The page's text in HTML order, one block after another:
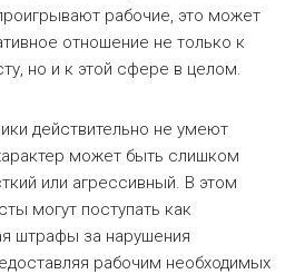
рабочие, это может
отношение не только к
но и к этой сфере в целом.
действительно не умеют
может быть слишком
или агрессивный. В этом
могут поступать как
штрафы за нарушения
рабочим необходимых